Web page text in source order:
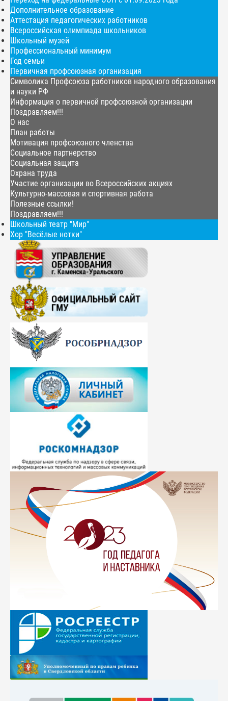
Дополнительное образование
Аттестация педагогических работников
Всероссийская олимпиада школьников
Школьный музей
Профессиональный минимум
Год семьи
Первичная профсоюзная организация
Символика Профсоюза работников народного образования
и науки РФ
Информация о первичной профсоюзной организации
Поздравляем!!!
О нас
План работы
Мотивация профсоюзного членства
Социальное партнерство
Социальная защита
Охрана труда
Участие организации во Всероссийских акциях
Культурно-массовая и спортивная работа
Полезные ссылки!
Поздравляем!!!
Школьный театр "Мир"
Хор "Весёлые нотки"